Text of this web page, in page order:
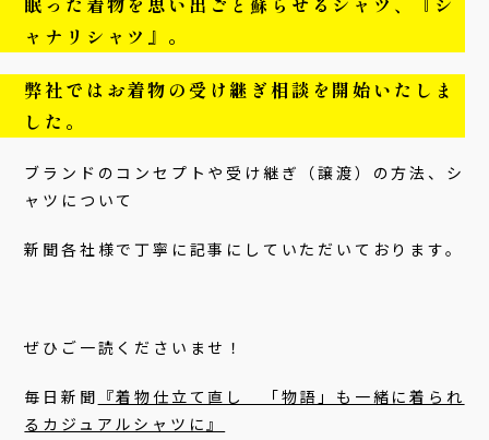
ャナリシャツ』。
弊社ではお着物の受け継ぎ相談を開始いたしま
した。
ブランドのコンセプトや受け継ぎ（譲渡）の方法、シ
ャツについて
新聞各社様で丁寧に記事にしていただいております。
ぜひご一読くださいませ！
毎日新聞 『着物仕立て直し 「物語」も一緒に着られ
るカジュアルシャツに』